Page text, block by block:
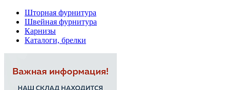
Шторная фурнитура
Швейная фурнитура
Карнизы
Каталоги, брелки